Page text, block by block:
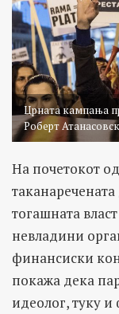
Црната кампања
Роберт
На почетокот
тогашната
невладини
финансиски
покажа дека
идеолог, туку